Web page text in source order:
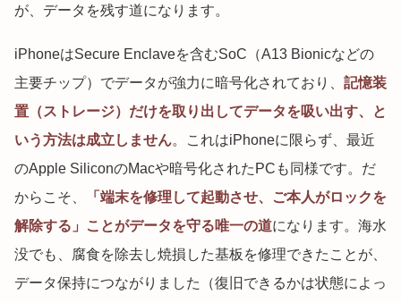
が、データを残す道になります。
iPhoneはSecure Enclaveを含むSoC（A13 Bionicなどの
主要チップ）でデータが強力に暗号化されており、 記憶装
置（ストレージ）だけを取り出してデータを吸い出す、と
いう方法は成立しません。これはiPhoneに限らず、最近
のApple SiliconのMacや暗号化されたPCも同様です。だ
からこそ、
「端末を修理して起動させ、ご本人がロックを
解除する」ことがデータを守る唯一の道になります。海水
没でも、腐食を除去し焼損した基板を修理できたことが、
データ保持につながりました（復旧できるかは状態によっ